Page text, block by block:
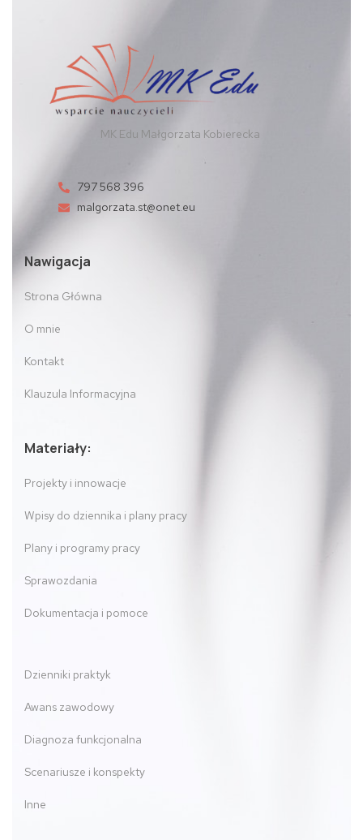
MK Edu Małgorzata Kobierecka
797 568 396
malgorzata.st@onet.eu
Nawigacja
Strona Główna
O mnie
Kontakt
Klauzula Informacyjna
Materiały:
Projekty i innowacje
Wpisy do dziennika i plany pracy
Plany i programy pracy
Sprawozdania
Dokumentacja i pomoce
Dzienniki praktyk
Awans zawodowy
Diagnoza funkcjonalna
Scenariusze i konspekty
Inne